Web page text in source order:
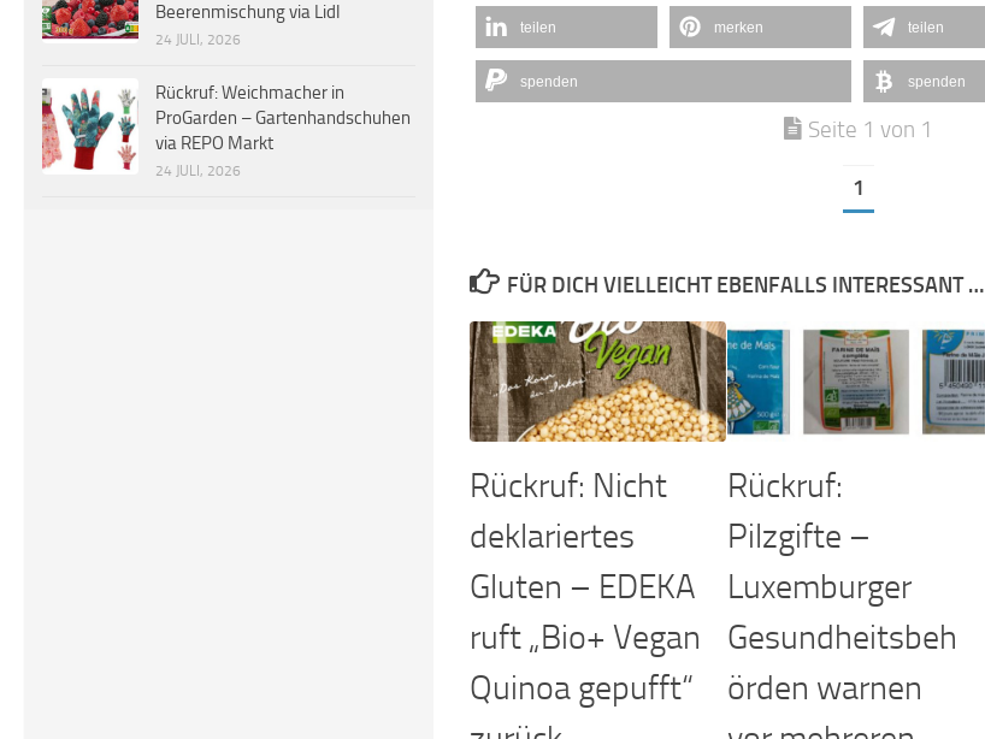
teilen merken teilen
spenden spenden
Seite 1 von 1
1
FÜR DICH VIELLEICHT EBENFALLS INTERESSANT …
Rückruf: Nicht
deklariertes
Gluten – EDEKA
ruft „Bio+ Vegan
Quinoa gepufft“
Rückruf:
Pilzgifte –
Luxemburger
Gesundheitsbeh
örden warnen
Beerenmischung via Lidl
24 JULI, 2026
Rückruf: Weichmacher in
ProGarden – Gartenhandschuhen
via REPO Markt
24 JULI, 2026